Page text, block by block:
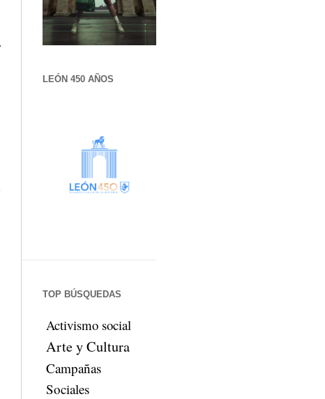
LEÓN 450 AÑOS
TOP BÚSQUEDAS
Activismo social
Arte y Cultura
Campañas
Sociales